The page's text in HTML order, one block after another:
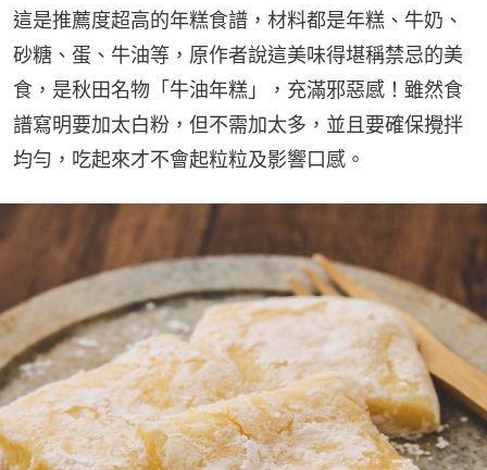
這是推薦度超高的年糕食譜，材料都是年糕、牛奶、
砂糖、蛋、牛油等，原作者說這美味得堪稱禁忌的美
食，是秋田名物「牛油年糕」，充滿邪惡感！雖然食
譜寫明要加太白粉，但不需加太多，並且要確保攪拌
均勻，吃起來才不會起粒粒及影響口感。